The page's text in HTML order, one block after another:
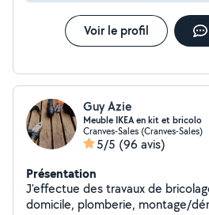
Voir le profil
Guy Azie
Meuble IKEA en kit et bricolo
Cranves-Sales (Cranves-Sales)
5/5 (96 avis)
Présentation
J'effectue des travaux de
domicile, plomberie, montage/